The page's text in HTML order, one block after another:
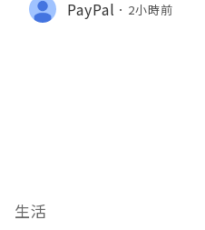
PayPal 2小時前
生活